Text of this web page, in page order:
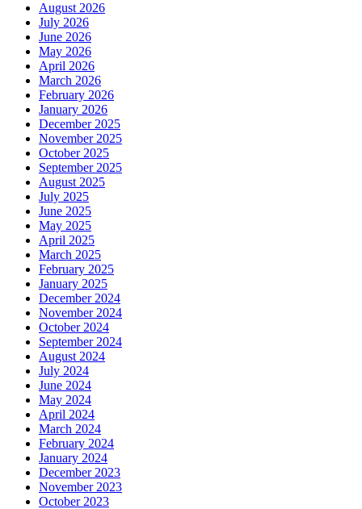
August 2026
July 2026
June 2026
May 2026
April 2026
March 2026
February 2026
January 2026
December 2025
November 2025
October 2025
September 2025
August 2025
July 2025
June 2025
May 2025
April 2025
March 2025
February 2025
January 2025
December 2024
November 2024
October 2024
September 2024
August 2024
July 2024
June 2024
May 2024
April 2024
March 2024
February 2024
January 2024
December 2023
November 2023
October 2023